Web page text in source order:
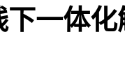
体化